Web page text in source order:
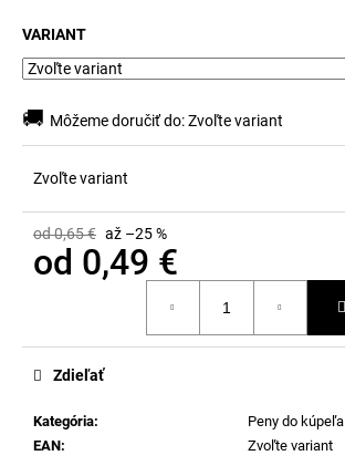
VARIANT
🚚 Môžeme doručiť do:Zvoľte variant
Zvoľte variant
od 0,65 € až –25 %
od 0,49 €
Kategória:
Peny do kúpeľa
EAN: Zvoľte variant
Zdieľať